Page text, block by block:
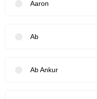
Aaron
Ab
Ab Ankur